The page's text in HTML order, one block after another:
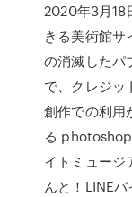
2020年3月18
きる美術館サ
の消滅したパ
で、クレジッ
創作での利用
る
イトミュージ
んと！LINE